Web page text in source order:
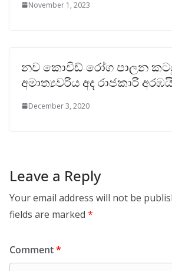
November 1, 2023
නව කොවිඩ් රෝග පාලන
අමාත්‍යවරිය අද රාජකාරි
December 3, 2020
Leave a Reply
Your email address will not be
fields are marked *
Comment*